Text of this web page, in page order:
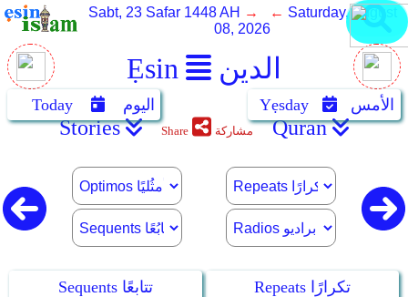
Ẹsin الدين
Sabt, 23 Safar 1448 AH → ← Saturday, August
08, 2026
Today اليوم Yẹsday الأمس
Stories Share مشاركة Quran
Sequents تتابعًا
Repeats تكرارًا